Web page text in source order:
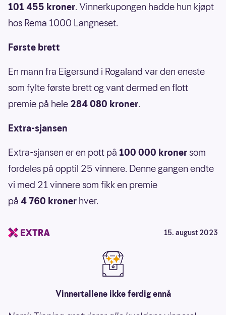
101 455 kroner. Vinnerkupongen hadde hun kjøpt
hos Rema 1000 Langneset.
Første brett
En mann fra Eigersund i Rogaland var den eneste
som fylte første brett og vant dermed en flott
premie på hele 284 080 kroner.
Extra-sjansen
Extra-sjansen er en pott på 100 000 kroner som
fordeles på opptil 25 vinnere. Denne gangen endte
vi med 21 vinnere som fikk en premie
på 4 760 kroner hver.
15. august 2023
Vinnertallene ikke ferdig ennå